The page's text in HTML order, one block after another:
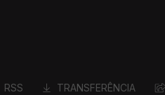
RSS TRANSFERÊNCIA